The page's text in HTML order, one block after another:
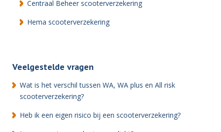
Centraal Beheer scooterverzekering
Hema scooterverzekering
Veelgestelde vragen
Wat is het verschil tussen WA, WA plus en All risk
scooterverzekering?
Heb ik een eigen risico bij een scooterverzekering?